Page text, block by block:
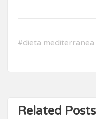
#dieta mediterranea
Related Posts